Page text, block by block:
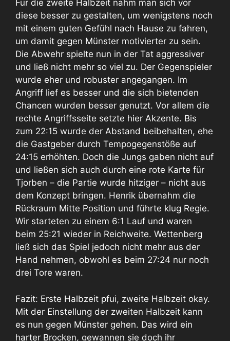
Für die zweite Halbzeit nahm man sich vor
diese besser zu gestalten, um wenigstens noch
mit einem guten Gefühl nach Hause zu fahren,
um damit gegen Münster motivierter zu sein.
Die Abwehr spielte nun in der Tat aggressiver
und ließ nicht mehr so viel zu. Der Gegenspieler
wurde eher und robuster angegangen. Im
Angriff lief es besser und die sich bietenden
Chancen wurden besser genutzt. Vor allem die
rechte Angriffsseite setzte hier Akzente. Bis
zum 22:15 wurde der Abstand beibehalten, ehe
die Gastgeber durch Tempogegenstöße auf
24:15 erhöhten. Doch die Jungs gaben nicht auf
und ließen sich auch durch eine rote Karte für
Tjorben – die Partie wurde hitziger – nicht aus
dem Konzept bringen. Henrik übernahm die
Rückraum Mitte Position und führte klug Regie.
Wir starteten zu einem 6:1 Lauf und waren
beim 25:21 wieder in Reichweite. Wettenberg
ließ sich das Spiel jedoch nicht mehr aus der
Hand nehmen, obwohl es beim 27:24 nur noch
drei Tore waren.
Fazit: Erste Halbzeit pfui, zweite Halbzeit okay.
Mit der Einstellung der zweiten Halbzeit kann
es nun gegen Münster gehen. Das wird ein
harter Brocken, gewannen sie doch ihr